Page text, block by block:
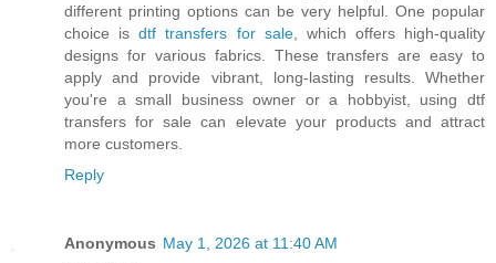
different printing options can be very helpful. One popular
choice isdtf transfers for sale, which offers high-quality
designs for various fabrics. These transfers are easy to
apply and provide vibrant, long-lasting results. Whether
you're a small business owner or a hobbyist, using dtf
transfers for sale can elevate your products and attract
more customers.
Reply
Anonymous May 1, 2026 at 11:40 AM